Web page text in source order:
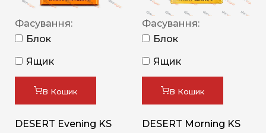
Фасування:
Блок
Ящик
В Кошик
DESERT Evening KS
Фасування:
Блок
Ящик
В Кошик
DESERT Morning KS